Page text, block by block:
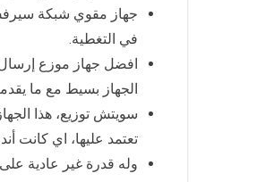
في التغطية.
افضل جهاز موزع إرسال
الجهاز بسيط مع ما يقدمه من
سويتش توزيع، هذا
تعتمد عليها، اي كانت
وله قدرة غير عادية على